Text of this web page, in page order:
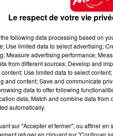
Le respect de votre vie
following data processing based on
Use limited data to select advertising;
Measure advertising performance;
from different sources; Develop and
Use limited data to select
and content; Save and communicate
data to offer following
data; Match and combine data
automatically.
sur "Accepter et fermer", ou affiner
refuser en cliquant sur "Continuer